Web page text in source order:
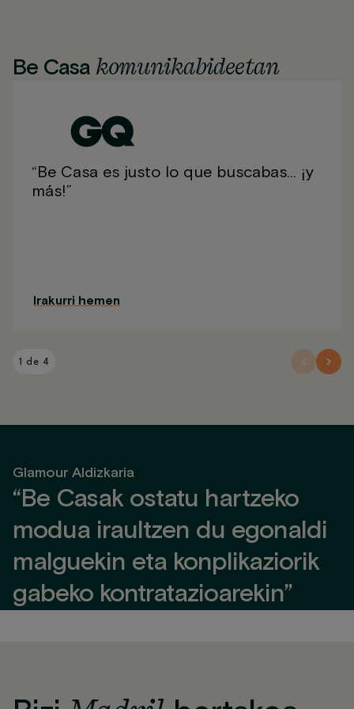
Be Casa komunikabideetan
“Be Casa es justo lo que buscabas… ¡y
más!”
Irakurri hemen
1 de 4
Glamour Aldizkaria
“Be Casak ostatu hartzeko
modua iraultzen du egonaldi
malguekin eta konplikaziorik
gabeko kontratazioarekin”